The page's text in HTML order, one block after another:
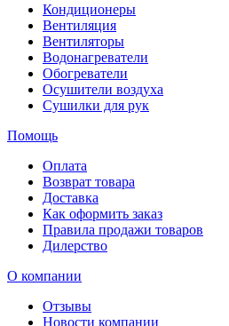
Кондиционеры
Вентиляция
Вентиляторы
Водонагреватели
Обогреватели
Осушители воздуха
Сушилки для рук
Помощь
Оплата
Возврат товара
Доставка
Как оформить заказ
Правила продажи товаров
Дилерство
О компании
Отзывы
Новости компании